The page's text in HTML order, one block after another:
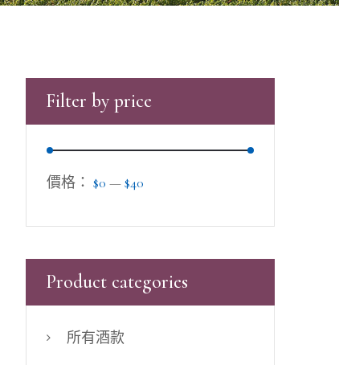
Filter by price
價格： $0 —$40
Product categories
所有酒款